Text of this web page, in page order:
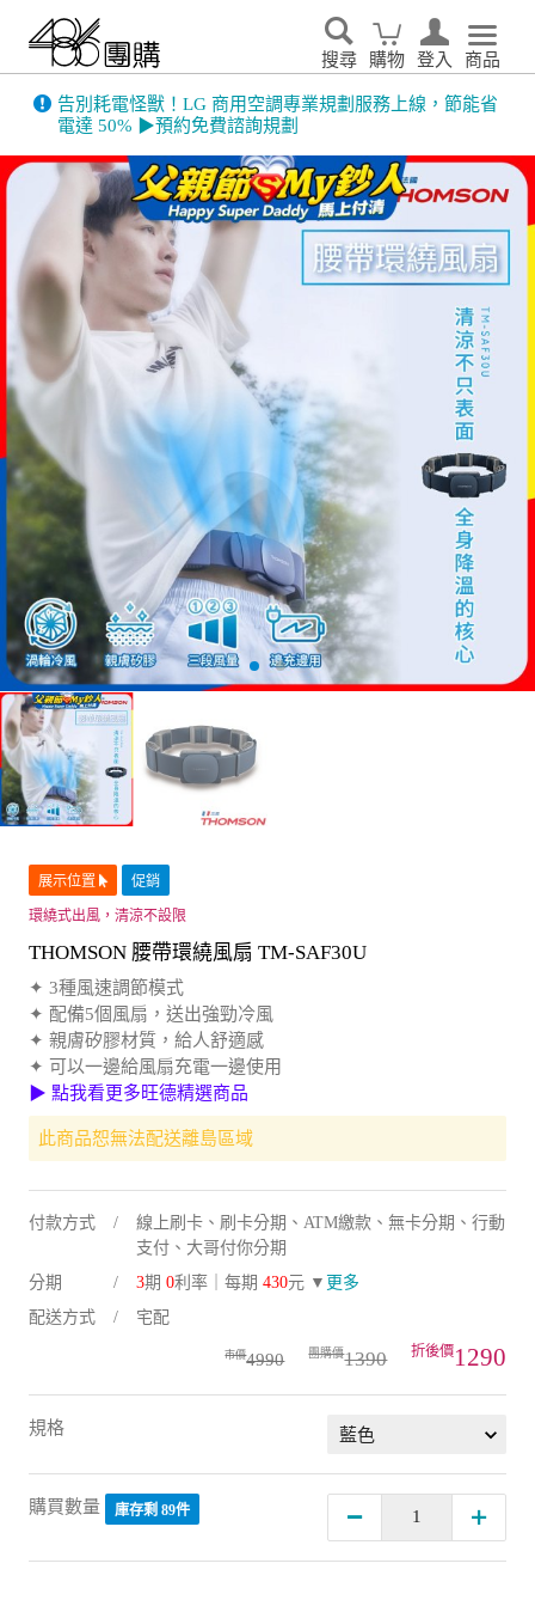
搜尋 購物 登入 商品
告別耗電怪獸！LG 商用空調專業規劃服務上線，節能省
電達 50% ▶預約免費諮詢規劃
展示位置 促銷
環繞式出風，清涼不設限
THOMSON 腰帶環繞風扇 TM-SAF30U
✦ 3種風速調節模式
✦ 配備5個風扇，送出強勁冷風
✦ 親膚矽膠材質，給人舒適感
✦ 可以一邊給風扇充電一邊使用
▶ 點我看更多旺德精選商品
此商品恕無法配送離島區域
付款方式
線上刷卡、刷卡分期、ATM繳款、無卡分期、行動
支付、大哥付你分期
分期
3期 0利率｜每期 430元 ▼ 更多
配送方式
宅配
4990 1390 1290
規格
購買數量 庫存剩 89件